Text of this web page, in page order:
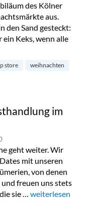
des Kölner
aus.
den Sand gesteckt:
Keks, wenn alle
köstlichen Pop-up-
store weihnachten
im
geht weiter. Wir
mit unseren
von denen
freuen uns stets
sie … „Die Duft Dates:
weiterlesen